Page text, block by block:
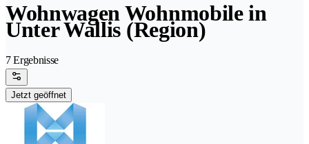
Wohnwagen Wohnmobile in
Unter Wallis (Region)
7 Ergebnisse
Jetzt geöffnet